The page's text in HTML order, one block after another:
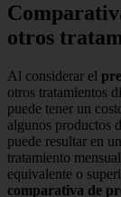
otros
Al considerar el
otros tratamientos
puede tener un
algunos productos
puede resultar en
tratamiento
equivalente o
comparativa de